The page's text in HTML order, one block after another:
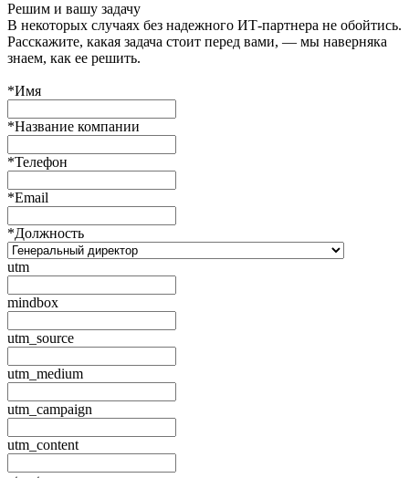
Решим и вашу задачу
В некоторых случаях без надежного ИТ-партнера не обойтись.
Расскажите, какая задача стоит перед вами, — мы наверняка
знаем, как ее решить.
*Имя
*Название компании
*Телефон
*Email
*Должность
utm
mindbox
utm_source
utm_medium
utm_campaign
utm_content